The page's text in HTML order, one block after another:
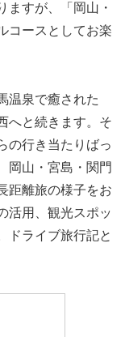
ますが、「岡山・
コースとしてお楽
温泉で癒された
へと続きます。そ
の行き当たりばっ
岡山・宮島・関門
距離旅の様子をお
活用、観光スポッ
ドライブ旅行記と